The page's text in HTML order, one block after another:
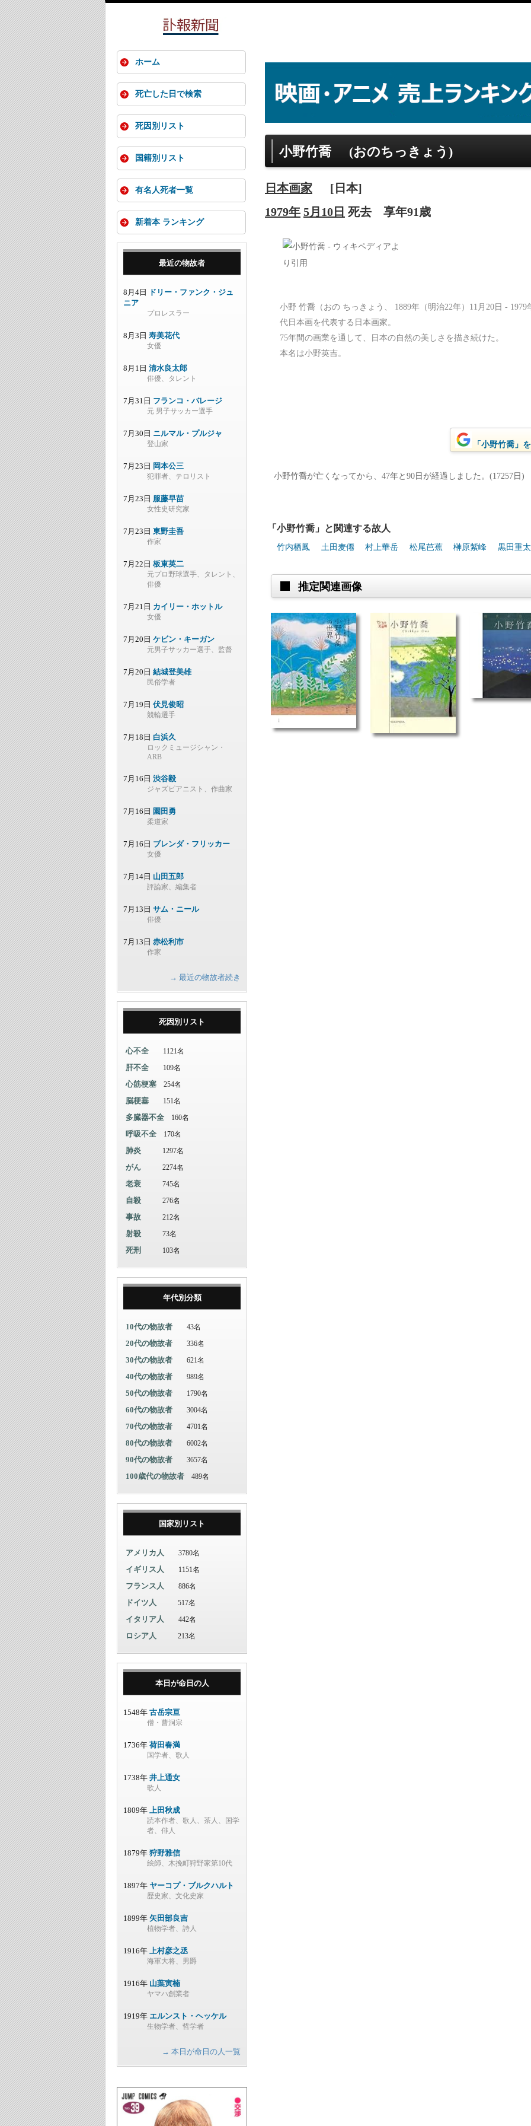
小野竹喬 (おのちっきょう)
日本画家
[日本]
1979年 5月10日 死去 享年91歳
小野 竹喬（おの ちっきょう、 1889年（明治22年）11月20日 -
代日本画を代表する日本画家。
75年間の画業を通して、日本の自然の美しさを描き続けた。
本名は小野英吉。
「小野竹喬」
小野竹喬が亡くなってから、47年と90日が経過しました。(17257日)
「小野竹喬」と関連する故人
竹内栖鳳 土田麦僊 村上華岳 松尾芭蕉 榊原紫峰 黒田重
推定関連画像
ホーム
死亡した日で検索
死因別リスト
国籍別リスト
有名人死者一覧
新着本 ランキング
最近の物故者
8月4日
ドリー・ファンク・ジュ
ニア
プロレスラー
8月3日 寿美花代
女優
8月1日 清水良太郎
俳優、タレント
7月31日 フランコ・バレージ
元 男子サッカー選手
7月30日 ニルマル・プルジャ
登山家
7月23日 岡本公三
犯罪者、テロリスト
7月23日 服藤早苗
女性史研究家
7月23日 東野圭吾
作家
7月22日 板東英二
元プロ野球選手、タレント、
俳優
7月21日 カイリー・ホットル
女優
7月20日 ケビン・キーガン
元男子サッカー選手、監督
7月20日 結城登美雄
民俗学者
7月19日 伏見俊昭
競輪選手
7月18日 白浜久
ロックミュージシャン・
ARB
7月16日 渋谷毅
ジャズピアニスト、作曲家
7月16日 園田勇
柔道家
7月16日 ブレンダ・フリッカー
女優
7月14日 山田五郎
評論家、編集者
7月13日 サム・ニール
俳優
7月13日 赤松利市
作家
→ 最近の物故者続き
死因別リスト
心不全 1121名
肝不全 109名
心筋梗塞 254名
脳梗塞 151名
多臓器不全 160名
呼吸不全 170名
肺炎 1297名
がん 2274名
老衰 745名
自殺 276名
事故 212名
射殺 73名
死刑 103名
年代別分類
10代の物故者 43名
20代の物故者 336名
30代の物故者 621名
40代の物故者 989名
50代の物故者 1790名
60代の物故者 3004名
70代の物故者 4701名
80代の物故者 6002名
90代の物故者 3657名
100歳代の物故者 489名
国家別リスト
アメリカ人 3780名
イギリス人 1151名
フランス人 886名
ドイツ人 517名
イタリア人 442名
ロシア人 213名
本日が命日の人
1548年 古岳宗亘
僧・曹洞宗
1736年 荷田春満
国学者、歌人
1738年 井上通女
歌人
1809年 上田秋成
読本作者、歌人、茶人、国学
者、俳人
1879年 狩野雅信
絵師、木挽町狩野家第10代
1897年 ヤーコプ・ブルクハルト
歴史家、文化史家
1899年 矢田部良吉
植物学者、詩人
1916年 上村彦之丞
海軍大将、男爵
1916年 山葉寅楠
ヤマハ創業者
1919年 エルンスト・ヘッケル
生物学者、哲学者
→ 本日が命日の人一覧